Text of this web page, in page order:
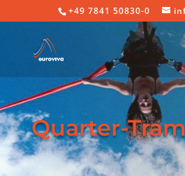
+49 7841 50830-0
Quarter-